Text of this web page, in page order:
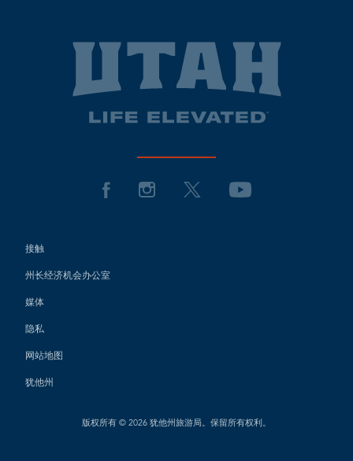
接触
州长经济机会办公室
媒体
隐私
网站地图
犹他州
版权所有 © 2026 犹他州旅游局。保留所有权利。